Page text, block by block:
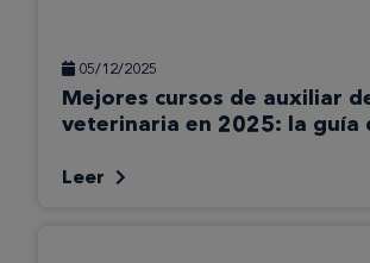
05/12/2025
Mejores cursos de auxiliar
veterinaria en 2025: la guía
Leer